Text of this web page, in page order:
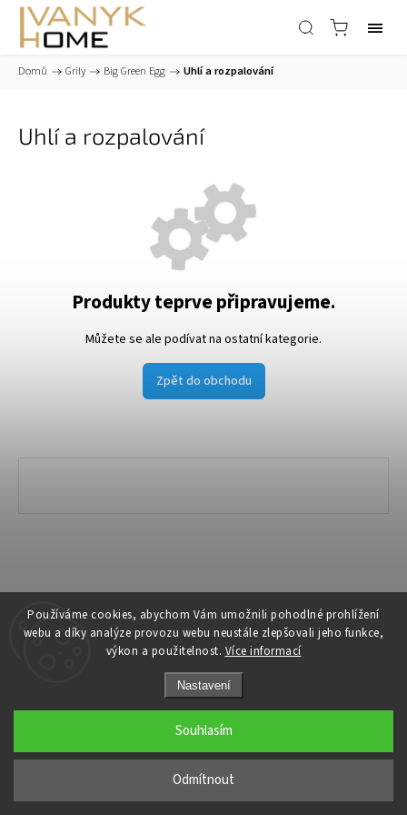
Používáme cookies, abychom Vám umožnili pohodlné prohlížení
webu a díky analýze provozu webu neustále zlepšovali jeho funkce,
výkon a použitelnost. Více informací
Nastavení
Odmítnout
Souhlasím
Domů / Grily / Big Green Egg / Uhlí a rozpalování
Uhlí a rozpalování
Produkty teprve připravujeme.
Můžete se ale podívat na ostatní kategorie.
Zpět do obchodu
Copyright 2026Ivanyk Home. Všechna práva vyhrazena.
Grafický návrh vytvořil a nakódoval Shoptak.cz